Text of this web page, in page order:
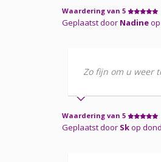
Waardering van 5
Geplaatst door Nadine
Zo fijn om u weer
Waardering van 5
Geplaatst door Skop